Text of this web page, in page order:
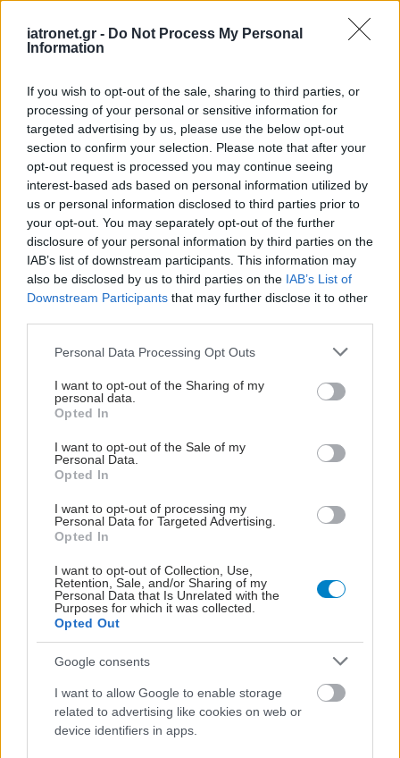
iatronet.gr - Do Not Process My Personal
Information
If you wish to opt-out of the sale, sharing to third parties, or
processing of your personal or sensitive information for
targeted advertising by us, please use the below opt-out
section to confirm your selection. Please note that after your
opt-out request is processed you may continue seeing
interest-based ads based on personal information utilized by
us or personal information disclosed to third parties prior to
your opt-out. You may separately opt-out of the further
disclosure of your personal information by third parties on the
IAB’s list of downstream participants. This information may
also be disclosed by us to third parties on the IAB’s List of
Downstream Participants that may further disclose it to other
Please note that this website/app uses one or more Google
not limited to your visit or usage behaviour. You may click to
grant or deny consent to Google and its third-party tags to
use your data for below specified purposes in below Google
consent section.
Personal Data Processing Opt Outs
I want to opt-out of the Sharing of my
personal data.
Opted In
I want to opt-out of the Sale of my
Personal Data.
Opted In
I want to opt-out of processing my
Personal Data for Targeted Advertising.
Opted In
I want to opt-out of Collection, Use,
Retention, Sale, and/or Sharing of my
Personal Data that Is Unrelated with the
Purposes for which it was collected.
Opted Out
Google consents
I want to allow Google to enable storage
related to advertising like cookies on web or
device identifiers in apps.
Προσθέστε το iatronet.gr στο Discover
Ειδήσεις υγείας σήμερα
Τραγανά και υγιεινά σνακ αντί για πατατάκια
Νέο φάρμακο για την παχυσαρκία: Σημαντική
απώλεια βάρους με μία ένεση Mazdutide την
εβδομάδα
Μαγειρικά σκεύη και υγεία: Τι δείχνουν οι νέες
μελέτες
Γυμναστήριο και άσκηση
Προσθέστε το iatronet.gr στο Discover
shares
ΔΙΑΒΑΣΤΕ ΑΚΟΜΑ
ασκήσεων ενδυνάμωσης